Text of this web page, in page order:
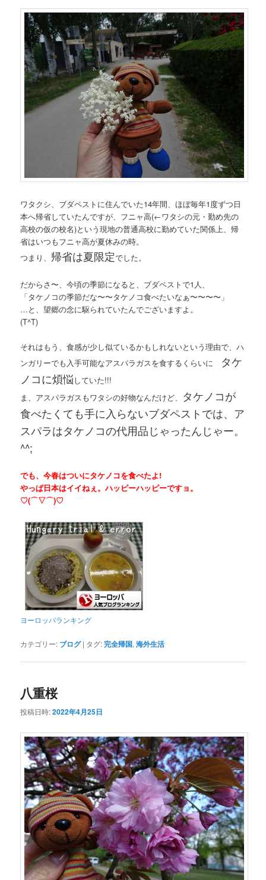
ワタクシ、ブダペストに住んでいた14年間、ほぼ毎年1度ずつ日
本へ帰省していたんですが、フニャ高(←ワタシの元・勤め先の
高校の仮の校名)という現地の普通高校に勤めていた関係上、帰
省はいつもフニャ高が夏休みの時。
つまり、 帰省は夏限定でした。
だからさ〜、今頃の季節になると、ブダペストで1人、
「タケノコの季節だな〜〜タケノコ食べたいなぁ〜〜〜〜」
…と、望郷の念に駆られていたんでございますよ。
(T^T)
それはもう、食感が少し似ているかもしれないという理由で、ハ
ンガリーでも入手可能なアスパラガスを食するくらいに
タケ
ノコに煩悩していた!!!
ま、アスパラガスもワタシの好物なんだけど、
タケノコが
食べたくても手に入らないブダペストでは、ア
スパラはタケノコの代用品じゃったんじゃー。
^^;
でも、今春はついにタケノコを食べたよ!
やっぱ日本はイイねぇ。ハッピーハッピーですョ。
♡(⌒▽⌒)♡
ヨーロッパランキング
カテゴリー: ブログ | タグ:完全帰国,海外生活
八重桜
投稿日時:2022年4月25日